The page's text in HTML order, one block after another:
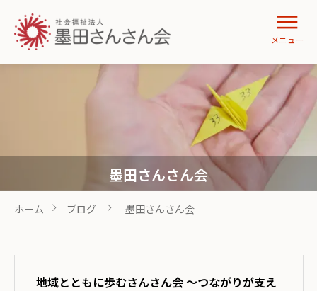
墨田さんさん会
ホーム ブログ 墨田さんさん会
地域とともに歩むさんさん会 〜つながりが支え